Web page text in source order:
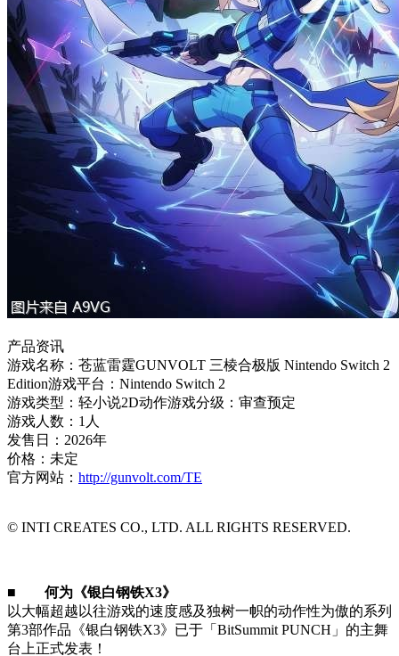
产品资讯
游戏名称：苍蓝雷霆GUNVOLT 三棱合极版 Nintendo Switch 2
Edition游戏平台：Nintendo Switch 2
游戏类型：轻小说2D动作游戏分级：审查预定
游戏人数：1人
发售日：2026年
价格：未定
官方网站： http://gunvolt.com/TE
© INTI CREATES CO., LTD. ALL RIGHTS RESERVED.
■ 何为《银白钢铁X3》
以大幅超越以往游戏的速度感及独树一帜的动作性为傲的系列
第3部作品《银白钢铁X3》已于「BitSummit PUNCH」的主舞
台上正式发表！